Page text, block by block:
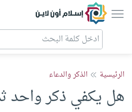
إسلام أون لاين
الرئيسية الذكر والدعاء
هل يكفي ذكر واحد